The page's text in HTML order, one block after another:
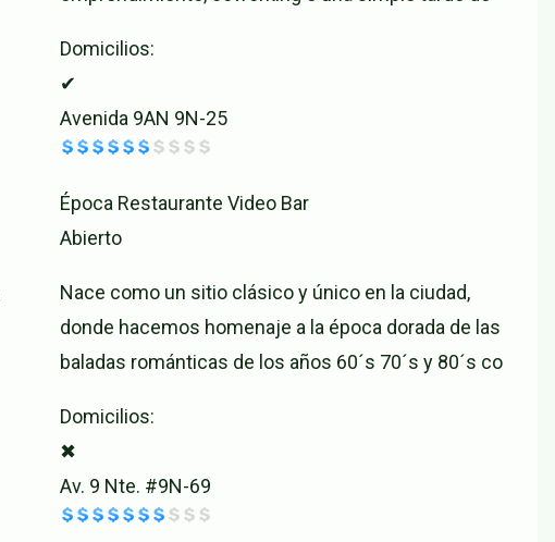
Domicilios:
✔
Avenida 9AN 9N-25
Época Restaurante Video Bar
Abierto
Nace como un sitio clásico y único en la ciudad,
donde hacemos homenaje a la época dorada de las
baladas románticas de los años 60´s 70´s y 80´s co
Domicilios:
✖
Av. 9 Nte. #9N-69